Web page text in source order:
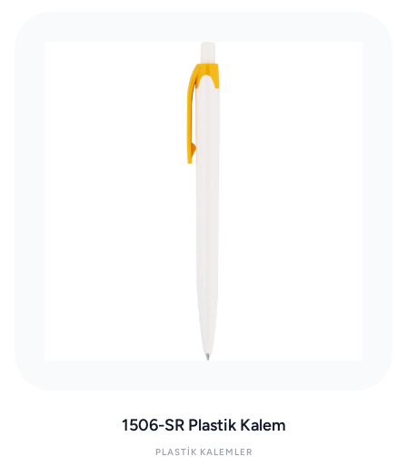
1506-SR Plastik Kalem
PLASTIK KALEMLER